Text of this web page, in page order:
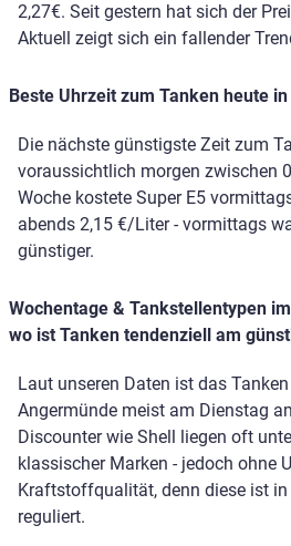
2,27€. Seit gestern hat sich der
Aktuell zeigt sich ein fallender
Beste Uhrzeit zum Tanken heute
Die nächste günstigste Zeit zum
voraussichtlich morgen zwischen
Woche kostete Super E5
abends 2,15 €/Liter - vormittags
günstiger.
Wochentage & Tankstellentypen
wo ist Tanken tendenziell am
Laut unseren Daten ist das
Angermünde meist am Dienstag
Discounter wie Shell liegen oft
klassischer Marken - jedoch ohne
Kraftstoffqualität, denn diese ist
reguliert.